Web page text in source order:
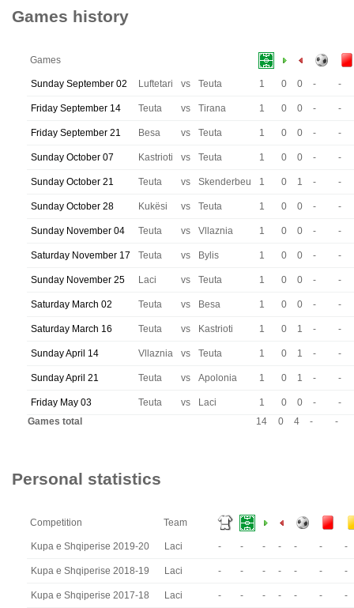
Games history
Games
Sunday September 02 Luftetari vs Teuta 1 0 0 - -
Friday September 14 Teuta vs Tirana 1 0 0 - -
Friday September 21 Besa vs Teuta 1 0 0 - -
Sunday October 07 Kastrioti vs Teuta 1 0 0 - -
Sunday October 21 Teuta vs Skenderbeu 1 0 1 - -
Sunday October 28 Kukësi vs Teuta 1 0 0 - -
Sunday November 04 Teuta vs Vllaznia 1 0 0 - -
Saturday November 17 Teuta vs Bylis 1 0 0 - -
Sunday November 25 Laci vs Teuta 1 0 0 - -
Saturday March 02 Teuta vs Besa 1 0 0 - -
Saturday March 16 Teuta vs Kastrioti 1 0 1 - -
Sunday April 14 Vllaznia vs Teuta 1 0 1 - -
Sunday April 21 Teuta vs Apolonia 1 0 1 - -
Friday May 03 Teuta vs Laci 1 0 0 -
-
Games total
14 0 4 - -
Personal statistics
Competition Team
Kupa e Shqiperise 2019-20 Laci - - - - - - -
Kupa e Shqiperise 2018-19 Laci - - - - - - -
Kupa e Shqiperise 2017-18 Laci - - - - - - -